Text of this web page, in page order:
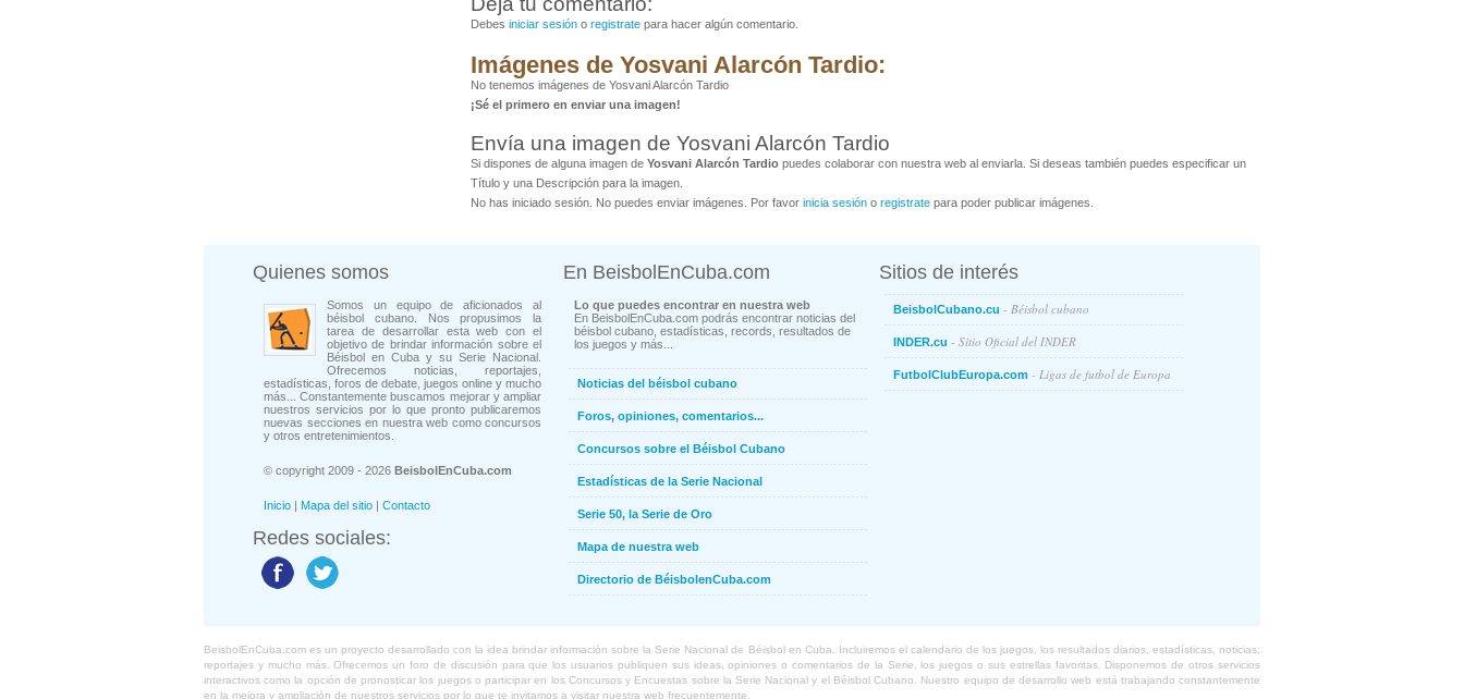
Debes iniciar sesión o registrate para hacer algún comentario.
Imágenes de Yosvani Alarcón Tardio:
No tenemos imágenes de Yosvani Alarcón Tardio
¡Sé el primero en enviar una imagen!
Envía una imagen de Yosvani Alarcón Tardio
Si dispones de alguna imagen de Yosvani Alarcón Tardio puedes colaborar con nuestra web al enviarla. Si deseas también puedes especificar un
Título y una Descripción para la imagen.
No has iniciado sesión. No puedes enviar imágenes. Por favor inicia sesión o registrate para poder publicar imágenes.
Quienes somos
Somos un equipo de aficionados al
béisbol cubano. Nos propusimos la
tarea de desarrollar esta web con el
objetivo de brindar información sobre el
Béisbol en Cuba y su Serie Nacional.
Ofrecemos noticias, reportajes,
estadísticas, foros de debate, juegos online y mucho
más... Constantemente buscamos mejorar y ampliar
nuestros servicios por lo que pronto publicaremos
nuevas secciones en nuestra web como concursos
y otros entretenimientos.
© copyright 2009 - 2026 BeisbolEnCuba.com
Inicio | Mapa del sitio | Contacto
Redes sociales:
En BeisbolEnCuba.com
Lo que puedes encontrar en nuestra web
En BeisbolEnCuba.com podrás encontrar noticias del
béisbol cubano, estadísticas, records, resultados de
los juegos y más...
Noticias del béisbol cubano
Foros, opiniones, comentarios...
Concursos sobre el Béisbol Cubano
Estadísticas de la Serie Nacional
Serie 50, la Serie de Oro
Mapa de nuestra web
Directorio de BéisbolenCuba.com
Sitios de interés
BeisbolCubano.cu - Béisbol cubano
INDER.cu - Sitio Oficial del INDER
FutbolClubEuropa.com - Ligas de futbol de Europa
BeisbolEnCuba.com es un proyecto desarrollado con la idea brindar información sobre la Serie Nacional de Béisbol en Cuba. Incluiremos el calendario de los juegos, los resultados diarios, estadísticas, noticias,
reportajes y mucho más. Ofrecemos un foro de discusión para que los usuarios publiquen sus ideas, opiniones o comentarios de la Serie, los juegos o sus estrellas favoritas. Disponemos de otros servicios
interactivos como la opción de pronosticar los juegos o participar en los Concursos y Encuestas sobre la Serie Nacional y el Béisbol Cubano. Nuestro equipo de desarrollo web está trabajando constantemente
en la mejora y ampliación de nuestros servicios por lo que te invitamos a visitar nuestra web frecuentemente.